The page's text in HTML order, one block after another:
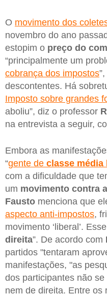
O movimento dos
novembro do ano
estopim o preço do
“principalmente um
cobrança dos impostos
descontentes. Há
Imposto sobre grandes
aboliu”, diz o professor
na entrevista a seguir,
Embora as
“gente de classe média
com a dificuldade que
um movimento contra
Fausto menciona que
aspecto anti-impostos,
movimento ‘liberal’.
direita”. De acordo com
partidos "tentaram
manifestações, "as
dos participantes não
nem de direita. Entre os